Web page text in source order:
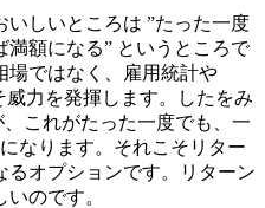
いしいところは ”たった一度
満額になる” というところで
場ではなく、雇用統計や
力を発揮します。したをみ
これがたった一度でも、一
なります。それこそリター
るオプションです。リターン
のです。